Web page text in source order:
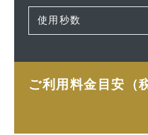
ご利用料金目安（